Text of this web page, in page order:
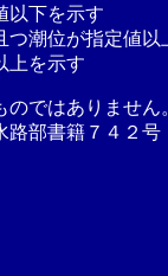
以下を示す
つ潮位が指定値以
上を示す
のではありませ
部書籍７４２